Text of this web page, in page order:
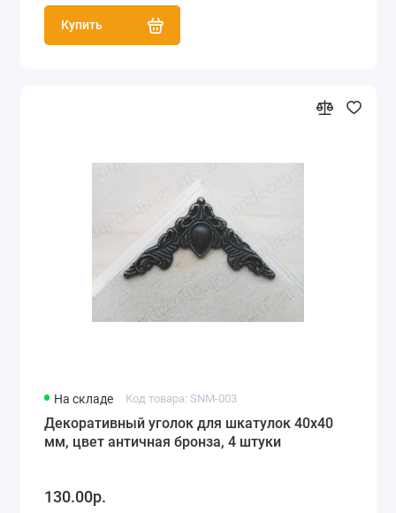
Купить
На складе Код товара: SNM-003
Декоративный уголок для шкатулок 40х40
мм, цвет античная бронза, 4 штуки
130.00р.